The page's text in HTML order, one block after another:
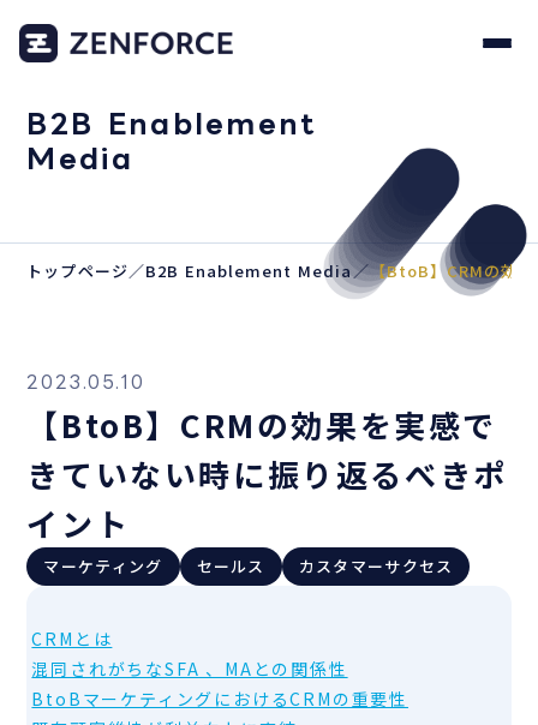
B2B Enablement
Media
トップページ／B2B Enablement Media／【BtoB】CRMの効果
2023.05.10
【BtoB】CRMの効果を実感で
きていない時に振り返るべきポ
イント
マーケティング セールス カスタマーサクセス
CRMとは
混同されがちなSFA 、MAとの関係性
BtoBマーケティングにおけるCRMの重要性